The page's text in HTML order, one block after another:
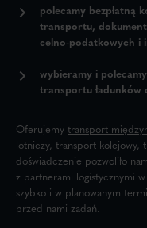
polecamy bezpłatną
transportu,
celno-podatkowych i
wybieramy i
transportu ładunków
Oferujemy transport
lotniczy, transport kolejowy,
doświadczenie pozwoliło
z partnerami logistycznymi
szybko i w planowanym
przed nami zadań.